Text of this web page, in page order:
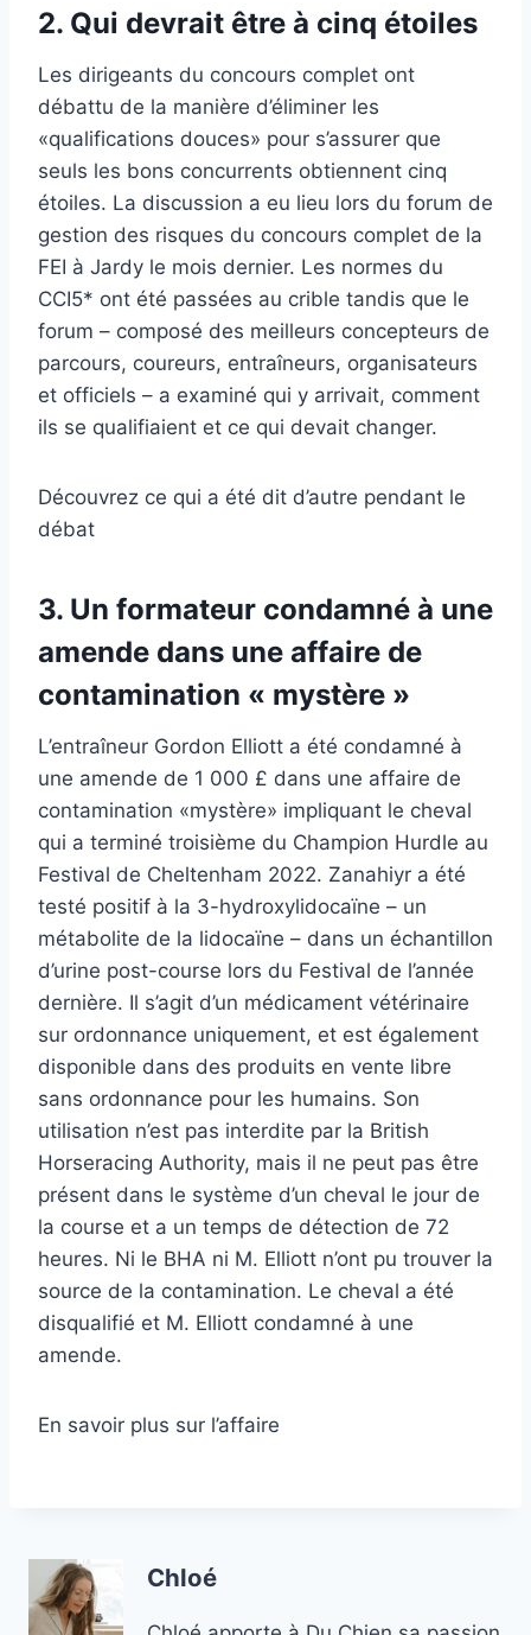
2. Qui devrait être à cinq étoiles
Les dirigeants du concours complet ont
débattu de la manière d’éliminer les
«qualifications douces» pour s’assurer que
seuls les bons concurrents obtiennent cinq
étoiles. La discussion a eu lieu lors du forum de
gestion des risques du concours complet de la
FEI à Jardy le mois dernier. Les normes du
CCI5* ont été passées au crible tandis que le
forum – composé des meilleurs concepteurs de
parcours, coureurs, entraîneurs, organisateurs
et officiels – a examiné qui y arrivait, comment
ils se qualifiaient et ce qui devait changer.
Découvrez ce qui a été dit d’autre pendant le
débat
3. Un formateur condamné à une
amende dans une affaire de
contamination « mystère »
L’entraîneur Gordon Elliott a été condamné à
une amende de 1 000 £ dans une affaire de
contamination «mystère» impliquant le cheval
qui a terminé troisième du Champion Hurdle au
Festival de Cheltenham 2022. Zanahiyr a été
testé positif à la 3-hydroxylidocaïne – un
métabolite de la lidocaïne – dans un échantillon
d’urine post-course lors du Festival de l’année
dernière. Il s’agit d’un médicament vétérinaire
sur ordonnance uniquement, et est également
disponible dans des produits en vente libre
sans ordonnance pour les humains. Son
utilisation n’est pas interdite par la British
Horseracing Authority, mais il ne peut pas être
présent dans le système d’un cheval le jour de
la course et a un temps de détection de 72
heures. Ni le BHA ni M. Elliott n’ont pu trouver la
source de la contamination. Le cheval a été
disqualifié et M. Elliott condamné à une
amende.
En savoir plus sur l’affaire
Chloé